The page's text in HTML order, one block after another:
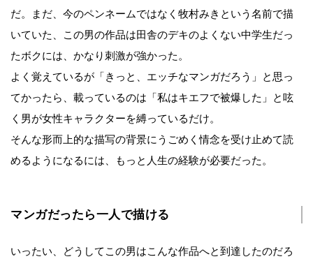
だ。まだ、今のペンネームではなく牧村みきという名前で描
いていた、この男の作品は田舎のデキのよくない中学生だっ
たボクには、かなり刺激が強かった。
よく覚えているが「きっと、エッチなマンガだろう」と思っ
てかったら、載っているのは「私はキエフで被爆した」と呟
く男が女性キャラクターを縛っているだけ。
そんな形而上的な描写の背景にうごめく情念を受け止めて読
めるようになるには、もっと人生の経験が必要だった。
マンガだったら一人で描ける
いったい、どうしてこの男はこんな作品へと到達したのだろ